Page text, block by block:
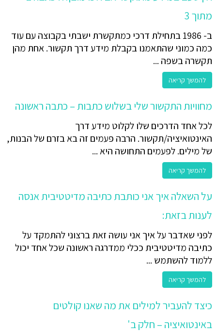
מתוך 3
ב- 1986 בתחילת דרכי כמתקשרת ישבתי בקבוצה עם עוד
כמה כמוני שהתאמנו בקבלת מידע דרך תקשור. אחת מהן
תקשרה בשפה ...
להמשך קריאה
מחוויות התקשור שלי בשלוש כתבות – כתבה ראשונה
לכל אחד הדרכים שלו לקלוט מידע דרך
האינטואיציה/תקשור. הרבה פעמים זה בא בזרם של הבנות,
של מילים. לפעמים התחושה היא ...
להמשך קריאה
על השאלה איך אני כותבת כתיבה מדיטטיבית אנסה
לענות בזאת:
לפני שאדבר על איך אני עושה זאת ברצוני להתמקד על
כתיבה מדיטטיבית ככלי ממדרגה ראשונה שכל אחד יכול
ללמוד להשתמש ...
להמשך קריאה
כיצד להעביר למילים את מה שאנו קולטים
באינטואיציה – חלק ב'